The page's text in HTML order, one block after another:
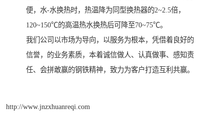
便，水-水换热时，热温降为同型换热器的2~2.5倍，
120~150℃的高温热水换热后可降至70~75℃。
我们公司以市场为导向，以服务为根本，凭借着良好的
信誉，的业务素质，本着诚信做人、认真做事、感知责
任、会拼敢赢的钢铁精神，致力为客户打造互利共赢。
http://www.jnzxhuanreqi.com